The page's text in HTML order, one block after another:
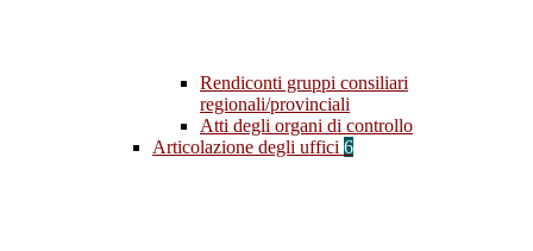
Rendiconti gruppi consiliari
regionali/provinciali
Atti degli organi di controllo
Articolazione degli uffici 6